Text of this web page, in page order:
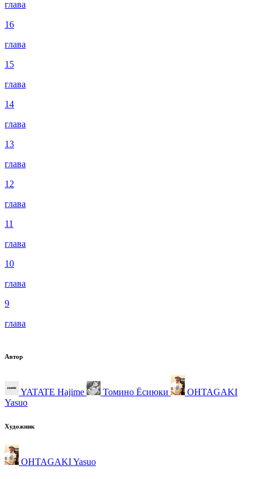
глава
16
глава
15
глава
14
глава
13
глава
12
глава
11
глава
10
глава
9
глава
Автор
YATATE Hajime Томино Ёсиюки
OHTAGAKI
Yasuo
Художник
OHTAGAKI Yasuo